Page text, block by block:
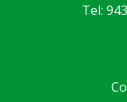
Tel: